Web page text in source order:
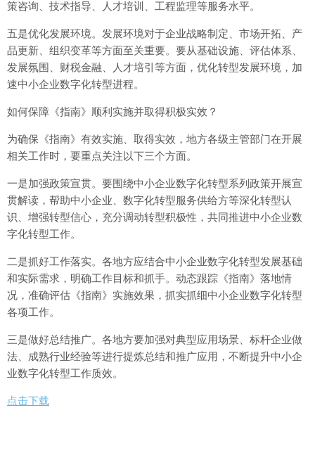
策咨询、技术指导、人才培训、工程监理等服务水平。
五是优化发展环境。发展环境对于企业战略制定、市场开拓、产
品更新、组织变革等方面至关重要。要从基础设施、评估体系、
发展氛围、财税金融、人才培引等方面，优化转型发展环境，加
速中小企业数字化转型进程。
如何保障《指南》顺利实施并取得积极实效？
为确保《指南》有效实施、取得实效，地方各级主管部门在开展
相关工作时，要重点关注以下三个方面。
一是加强政策宣贯。要围绕中小企业数字化转型系列政策开展宣
贯解读，帮助中小企业、数字化转型服务供给方等深化转型认
识、增强转型信心，充分调动转型积极性，共同推进中小企业数
字化转型工作。
二是抓好工作落实。各地方应结合中小企业数字化转型发展基础
和实际需求，明确工作目标和抓手。动态跟踪《指南》落地情
况，准确评估《指南》实施效果，抓实抓细中小企业数字化转型
各项工作。
三是做好总结推广。各地方要加强对典型应用场景、标杆企业做
法、成熟行业经验等进行提炼总结和推广应用，不断提升中小企
业数字化转型工作质效。
点击下载